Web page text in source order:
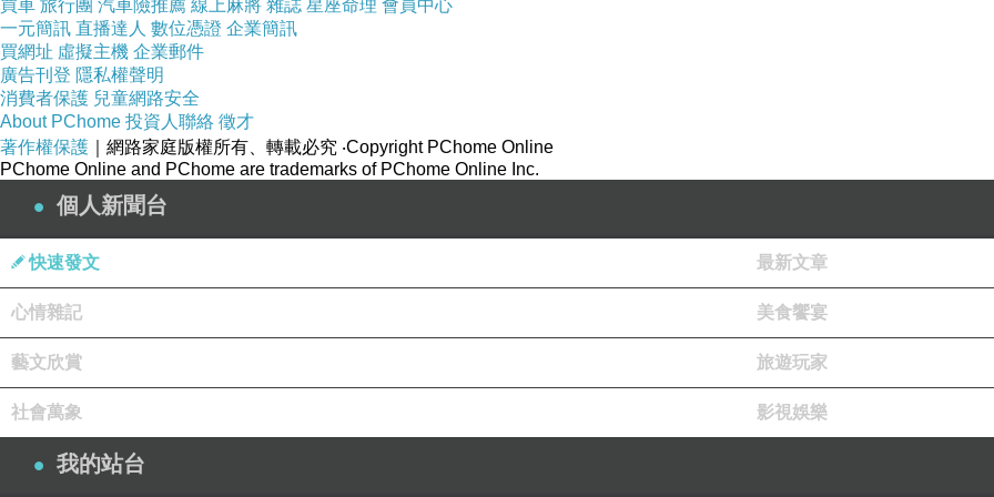
越南平陽越新住宅區
吳家紅茶冰從2010年在高雄創立第一家手搖飲料店，以古早味紅茶為主打飲品。此後發展加盟的速度堪
影。
2012年，吳家紅茶冰進軍國際，成立吳家紅茶冰有限公司，以中國廣西省南寧市為發展總部，品牌名稱
2019年終於來到越南，以越南品牌名稱” Hồng Trà Ngô Gia(吳家紅茶）”開始打天下。
吳家紅茶冰複製相同的商業模式，在越南胡志明市設立了中央廚房統一煮茶、配送當日新鮮茶飲到各加
同奈省、平陽省與隆安省都有分店。越南吳家紅茶冰加盟店詳細地址歡迎前往官網查詢店鋪位置。
來到越南，大街小巷都能看到街邊販賣咖啡、綠茶、甘蔗汁等等的茶水路邊攤，這是越南本地從古至今
地區，衍生出喝涼茶、喝果汁、喝咖啡等等的在地習慣。只要花個
萬元越盾就能消暑、解渴，何樂而不為
快就與當地接軌！
買車 旅行團 汽車險推薦 線上麻將 雜誌 星座命理 會員中心
一元簡訊 直播達人 數位憑證 企業簡訊
買網址 虛擬主機 企業郵件
廣告刊登 隱私權聲明
消費者保護 兒童網路安全
About PChome 投資人聯絡 徵才
著作權保護 ｜網路家庭版權所有、轉載必究 ‧Copyright PChome Online
PChome Online and PChome are trademarks of PChome Online Inc.
個人新聞台
快速發文 最新文章
心情雜記 美食饗宴
藝文欣賞 旅遊玩家
社會萬象 影視娛樂
我的站台